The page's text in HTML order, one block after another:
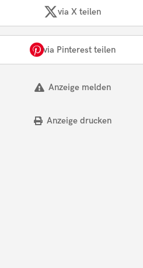
via X teilen
via Pinterest teilen
Anzeige melden
Anzeige drucken